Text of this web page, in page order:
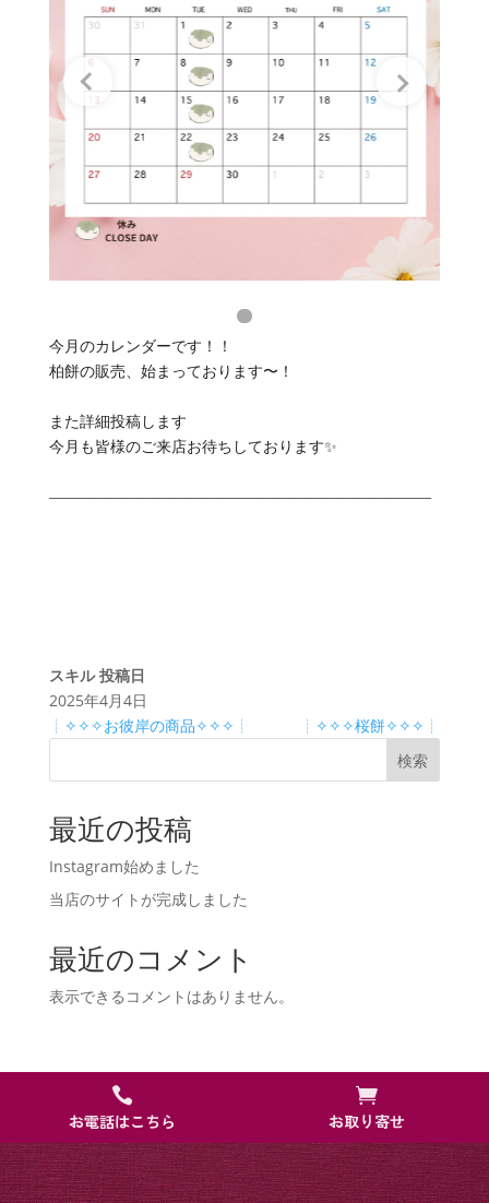
今月のカレンダーです！！
柏餅の販売、始まっております〜！
また詳細投稿します
今月も皆様のご来店お待ちしております✨
—————————————————————————
スキル 投稿日
2025年4月4日
┊✧✧✧お彼岸の商品✧✧✧┊
┊✧✧✧桜餅✧✧✧┊
検索
最近の投稿
Instagram始めました
当店のサイトが完成しました
最近のコメント
表示できるコメントはありません。

お電話はこちら

お取り寄せ